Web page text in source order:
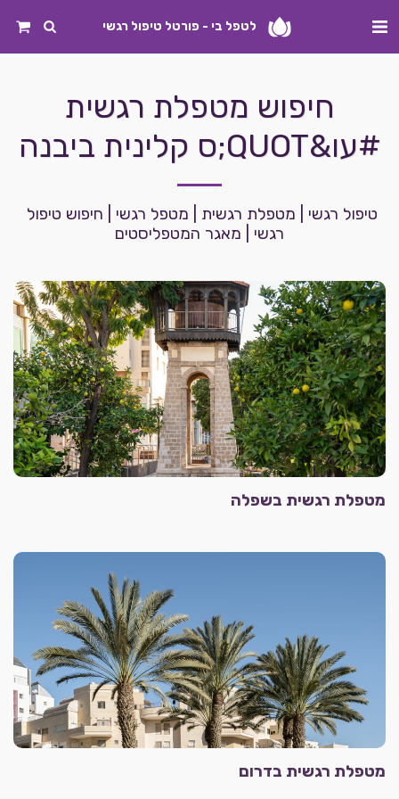
לטפל בי - פורטל טיפול רגשי
חיפוש מטפלת רגשית
#עו&QUOT;ס קלינית ביבנה
רגשי | מאגר המטפליסטים
מטפלת רגשית בשפלה
מטפלת רגשית בדרום